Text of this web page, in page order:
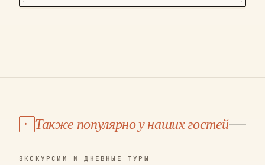
яхта стоит на якоре. Небольшая группа,
▸ Также популярно у наших гостей
ЭКСКУРСИИ И ДНЕВНЫЕ ТУРЫ